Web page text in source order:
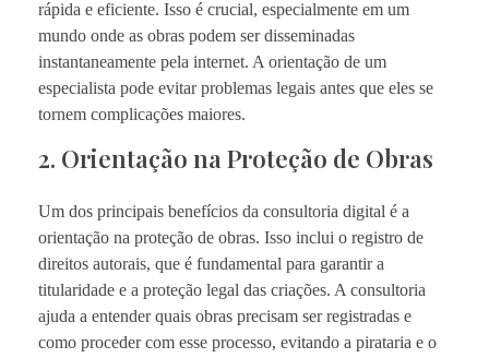
rápida e eficiente. Isso é crucial, especialmente em um
mundo onde as obras podem ser disseminadas
instantaneamente pela internet. A orientação de um
especialista pode evitar problemas legais antes que eles se
tornem complicações maiores.
2. Orientação na Proteção de Obras
Um dos principais benefícios da consultoria digital é a
orientação na proteção de obras. Isso inclui o registro de
direitos autorais, que é fundamental para garantir a
titularidade e a proteção legal das criações. A consultoria
ajuda a entender quais obras precisam ser registradas e
como proceder com esse processo, evitando a pirataria e o